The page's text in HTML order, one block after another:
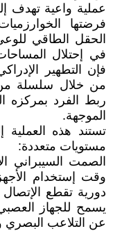
عملية واعية تهدف
فرضتها
الحقل الطاقي
في إحتلال
فإن التطهير
من خلال سلسلة من
ربط الفرد بمركزه
الموجهة.
تستند هذه العملية
مستويات متعددة:
الصمت السيبراني
وقت إستخدام
دورية تقطع الإتصال
يسمح للجهاز العصبي
عن التلاعب